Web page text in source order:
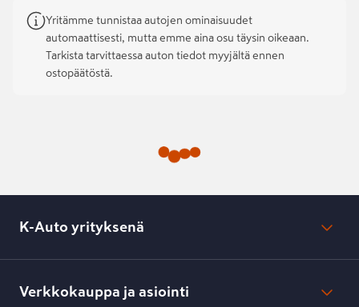
Yritämme tunnistaa autojen ominaisuudet
automaattisesti, mutta emme aina osu täysin oikeaan.
Tarkista tarvittaessa auton tiedot myyjältä ennen
ostopäätöstä.
K-Auto yrityksenä
Lehdistötiedotteet
Toimipisteiden yhteystiedot
Verkkokauppa ja asiointi